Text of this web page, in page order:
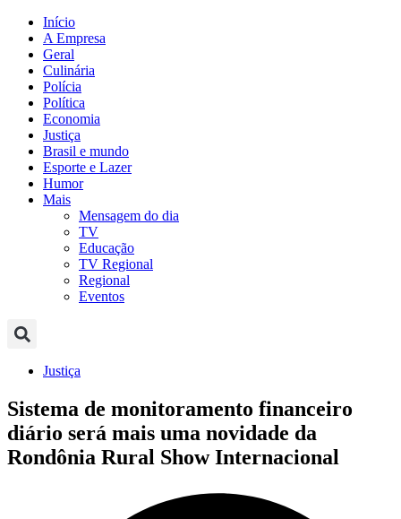
Início
A Empresa
Geral
Culinária
Polícia
Política
Economia
Justiça
Brasil e mundo
Esporte e Lazer
Humor
Mais
Mensagem do dia
TV
Educação
TV Regional
Regional
Eventos
Justiça
Sistema de monitoramento financeiro
diário será mais uma novidade da
Rondônia Rural Show Internacional